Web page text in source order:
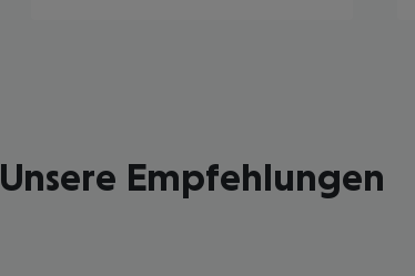
Unsere Empfehlungen